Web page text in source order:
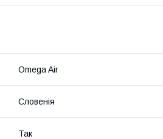
Omega Air
Словенія
Так